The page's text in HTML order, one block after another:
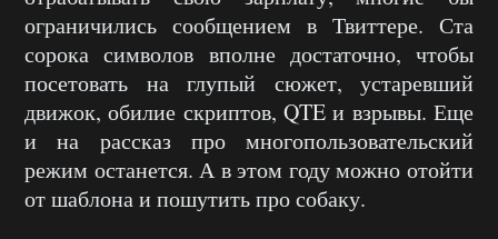
ограничились сообщением в Твиттере. Ста
сорока символов вполне достаточно, чтобы
посетовать на глупый сюжет, устаревший
движок, обилие скриптов, QTE и взрывы. Еще
и на рассказ про многопользовательский
режим останется. А в этом году можно отойти
от шаблона и пошутить про собаку.